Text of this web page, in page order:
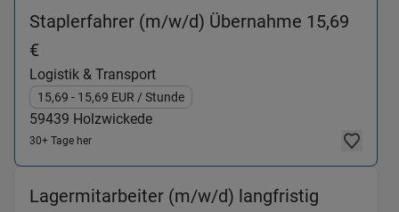
Staplerfahrer (m/w/d) Übernahme 15,69
€
Logistik & Transport
15,69 - 15,69 EUR / Stunde
59439 Holzwickede
30+ Tage her
Lagermitarbeiter (m/w/d) langfristig